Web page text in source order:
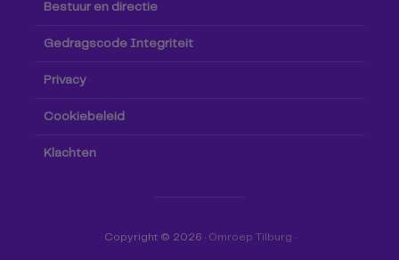
Bestuur en directie
Gedragscode Integriteit
Privacy
Cookiebeleid
Klachten
Copyright © 2026 · Omroep Tilburg ·